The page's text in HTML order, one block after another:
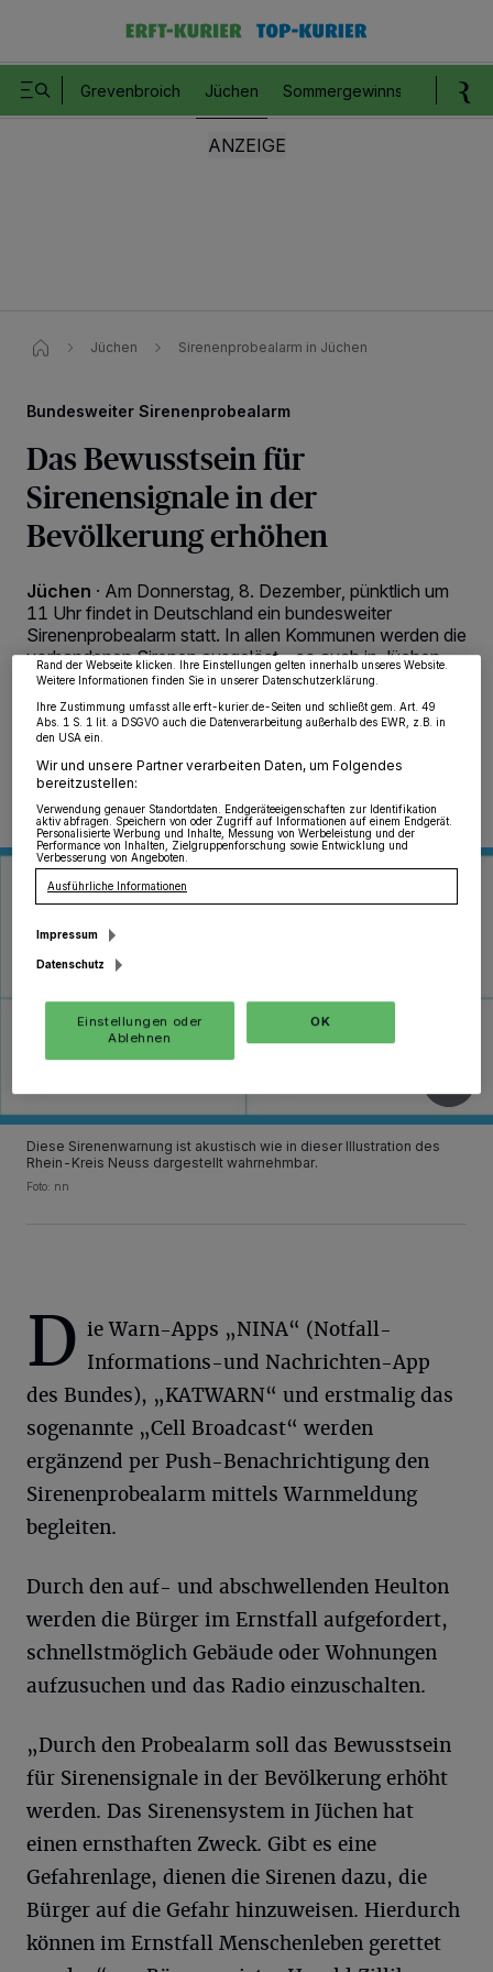
Grevenbroich Jüchen Sommergewinnspiel
Jüchen Sirenenprobealarm in Jüchen
Bundesweiter Sirenenprobealarm
Das Bewusstsein für
Sirenensignale in der
Bevölkerung erhöhen
Jüchen · Am Donnerstag, 8. Dezember, pünktlich um
11 Uhr findet in Deutschland ein bundesweiter
Sirenenprobealarm statt. In allen Kommunen werden die
vorhandenen Sirenen ausgelöst – so auch in Jüchen.
Diese Sirenenwarnung ist akustisch wie in dieser Illustration des
Rhein-Kreis Neuss dargestellt wahrnehmbar.
Foto: nn
D ie Warn-Apps „NINA“ (Notfall-
Informations-und Nachrichten-App
des Bundes), „KATWARN“ und erstmalig das
sogenannte „Cell Broadcast“ werden
ergänzend per Push-Benachrichtigung den
Sirenenprobealarm mittels Warnmeldung
begleiten.
Durch den auf- und abschwellenden Heulton
werden die Bürger im Ernstfall aufgefordert,
schnellstmöglich Gebäude oder Wohnungen
aufzusuchen und das Radio einzuschalten.
„Durch den Probealarm soll das Bewusstsein
für Sirenensignale in der Bevölkerung erhöht
werden. Das Sirenensystem in Jüchen hat
einen ernsthaften Zweck. Gibt es eine
Gefahrenlage, dienen die Sirenen dazu, die
Bürger auf die Gefahr hinzuweisen. Hierdurch
können im Ernstfall Menschenleben gerettet
Wir und unsere218 -Partner speichern und greifen auf personenbezogene Daten
Partner verarbeiten Daten, um Ihnen Dienste bereitzustellen“ aufgeführten
Zwecke. Wenn Tracker deaktiviert sind, sind manche Inhalte und Anzeigen
möglicherweise nicht mehr so relevant für Sie. Sie können dieses Menü jederzeit
wieder aufrufen, um Ihre Einstellungen zu ändern oder Ihre Einwilligung zu
widerrufen, indem Sie auf den Link Einstellungen oder Ablehnen am unteren
Rand der Webseite klicken. Ihre Einstellungen gelten innerhalb unseres Website.
Weitere Informationen finden Sie in unserer Datenschutzerklärung.
Ihre Zustimmung umfasst alle erft-kurier.de-Seiten und schließt gem. Art. 49
Abs. 1 S. 1 lit. a DSGVO auch die Datenverarbeitung außerhalb des EWR, z.B. in
den USA ein.
Wir und unsere Partner verarbeiten Daten, um Folgendes
bereitzustellen:
Verwendung genauer Standortdaten. Endgeräteeigenschaften zur Identifikation
aktiv abfragen. Speichern von oder Zugriff auf Informationen auf einem Endgerät.
Personalisierte Werbung und Inhalte, Messung von Werbeleistung und der
Performance von Inhalten, Zielgruppenforschung sowie Entwicklung und
Verbesserung von Angeboten.
Ausführliche Informationen
Impressum
Datenschutz
Einstellungen oder
Ablehnen
OK